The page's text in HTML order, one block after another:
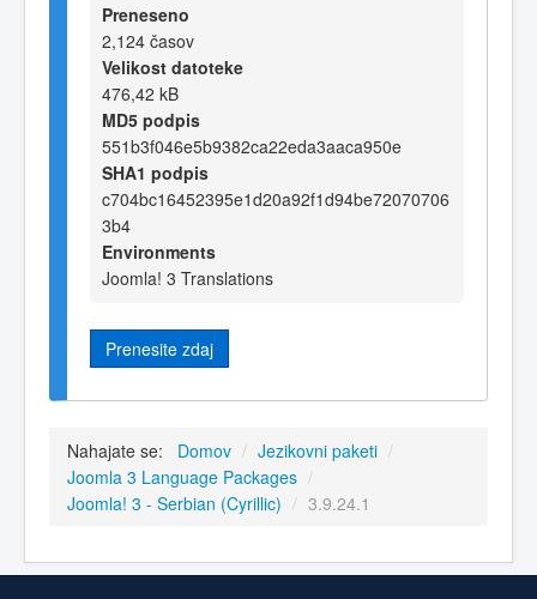
Preneseno
2,124 časov
Velikost datoteke
476,42 kB
MD5 podpis
551b3f046e5b9382ca22eda3aaca950e
SHA1 podpis
c704bc16452395e1d20a92f1d94be72070706
3b4
Environments
Joomla! 3 Translations
Prenesite zdaj
Nahajate se: Domov / Jezikovni paketi /
Joomla 3 Language Packages /
Joomla! 3 - Serbian (Cyrillic) / 3.9.24.1